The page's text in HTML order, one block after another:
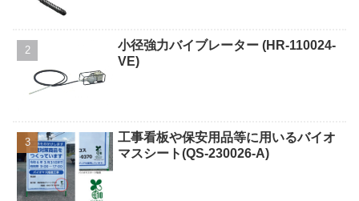
小径強力バイブレーター (HR-110024-
VE)
工事看板や保安用品等に用いるバイオ
マスシート(QS-230026-A)